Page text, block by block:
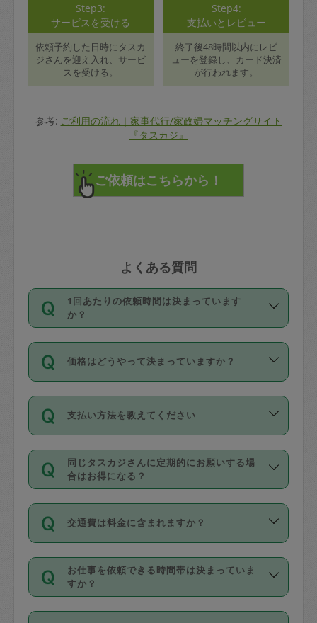
Step3:
サービスを受ける
依頼予約した日時にタスカ
ジさんを迎え入れ、サービ
スを受ける。
Step4:
支払いとレビュー
終了後48時間以内にレビ
ューを登録し、カード決済
が行われます。
参考: ご利用の流れ｜家事代行/家政婦マッチングサイト
『タスカジ』
よくある質問
1回あたりの依頼時間は決まっています
か？
依頼1回につき3時間固定です。3時間を
超えて依頼したい場合は、延長機能をご
利用ください。機能をご利用いただくに
の上事前申請することが必要です。な
お、3時間を下回っても、値引き等はござ
いません。
価格はどうやって決まっていますか？
11種類の価格帯の中からタスカジさん自
身が価格を選んで設定しています。
タスカジさんの価格設定には最初は制限
があり、レビュー件数、レビューの平均
値、などで除々に設定可能な最高額が上
がっていく仕組みになっています。
支払い方法を教えてください
お支払方法はクレジットカード（Visa／
Master／JCB／AMERICAN EXPRESS／
Diners Club）のみとなります。
を行う際にご入力ください。プロフィー
ル登録時にはご入力いただかなくても大
丈夫です。
デビットカード・プリペイドカード（Vプ
リカ、au WALLETなど）は支払にはご利
同じタスカジさんに定期的にお願いする場
合はお得になる？
依頼には「スポット」と「定期（毎週｜
隔週）」があり、「定期」の依頼は「ス
ポット」よりお得な料金でご利用できま
す。
定期の最低利用回数は設けていない代わ
りに、一定数を超えたキャンセルは有償
交通費は料金に含まれますか？
交通費は依頼料金とは別途発生し、依頼
料金のご請求と合わせてお支払いとなり
ます。交通費の金額は「依頼の詳細」に
お仕事を依頼できる時間帯は決まっていま
すか？
時間帯は3種類あります。いずれも１回あ